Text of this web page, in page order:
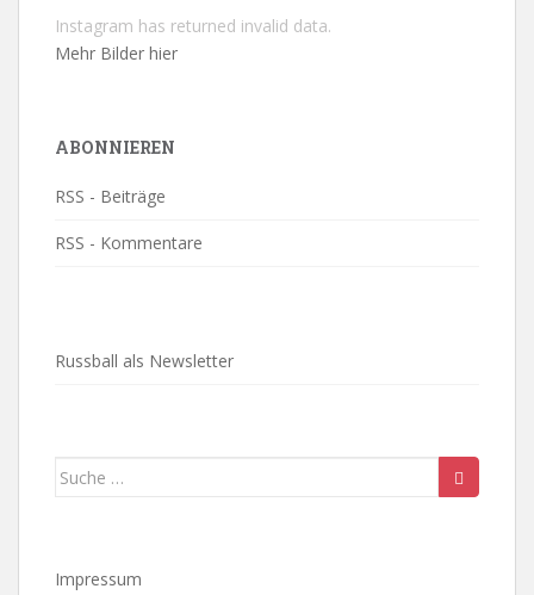
Instagram has returned invalid data.
Mehr Bilder hier
ABONNIEREN
RSS - Beiträge
RSS - Kommentare
Russball als Newsletter
Suche
Impressum